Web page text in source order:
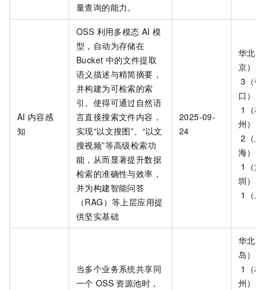
量查询的能力。
AI 内容感
知
OSS 利用多模态 AI 模
型，自动为存储在
Bucket 中的文件提取
语义描述与精简摘要，
并构建为可检索的索
引。使得可通过自然语
言直接搜索文件内容，
实现“以文搜图”、“以文
搜视频”等高级检索功
能，从而显著提升数据
检索的准确性与效率，
并为构建智能问答
（RAG）等上层应用提
供坚实基础
2025-09-
24
华北
京）
3（张
口）
1（杭
州）
2（上
海）
1（深
圳）
1（
当多个业务系统共享同
一个 OSS 资源池时，
华北
岛）
1（杭
州）